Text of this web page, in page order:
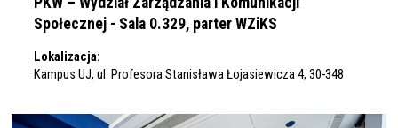
Społecznej - Sala 0.329, parter WZiKS
Lokalizacja:
Kampus UJ, ul. Profesora Stanisława Łojasiewicza 4, 30-348